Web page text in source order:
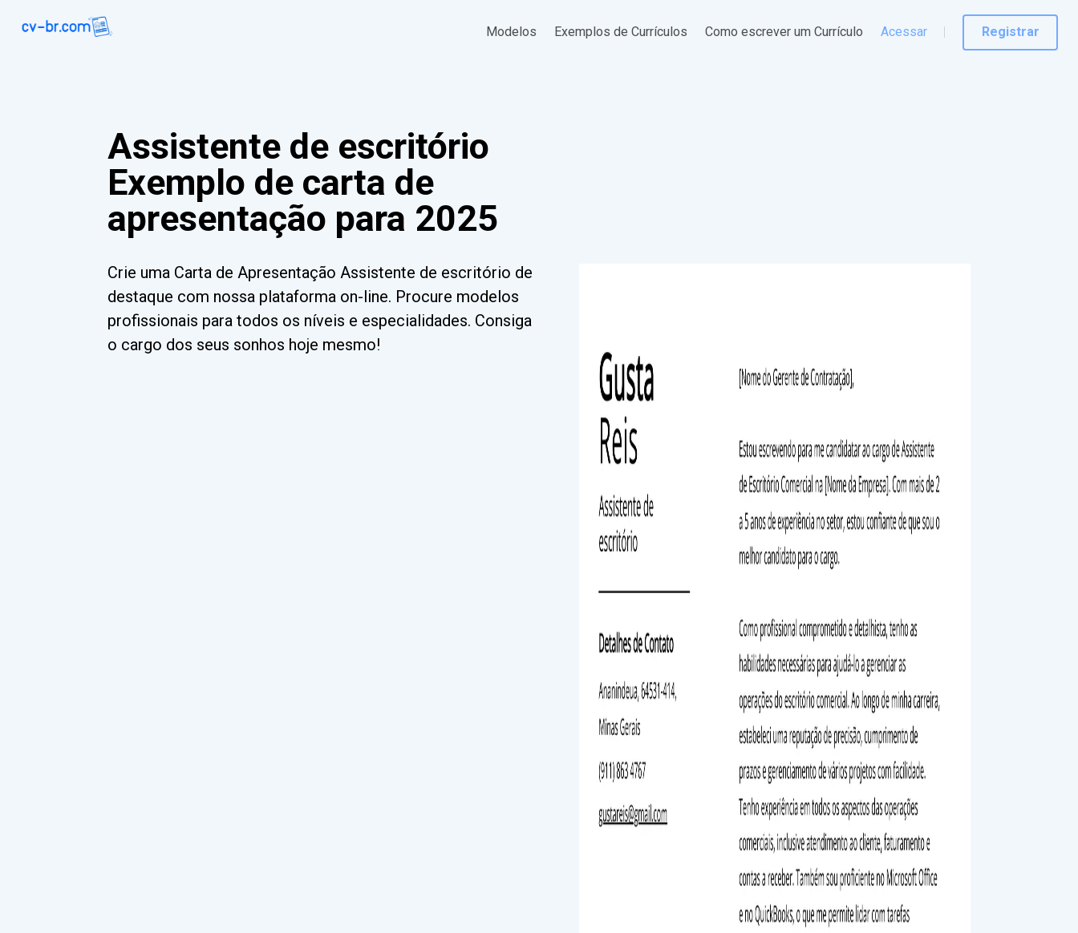
Modelos Exemplos de Currículos Como escrever um Currículo Acessar Registrar
Assistente de escritório
Exemplo de carta de
apresentação para 2025
Crie uma Carta de Apresentação Assistente de escritório de
destaque com nossa plataforma on-line. Procure modelos
profissionais para todos os níveis e especialidades. Consiga
o cargo dos seus sonhos hoje mesmo!